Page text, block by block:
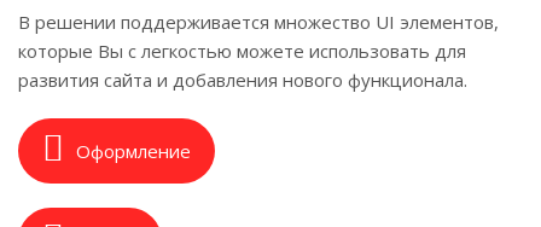
В решении поддерживается множество UI элементов,
которые Вы с легкостью можете использовать для
развития сайта и добавления нового функционала.
Оформление